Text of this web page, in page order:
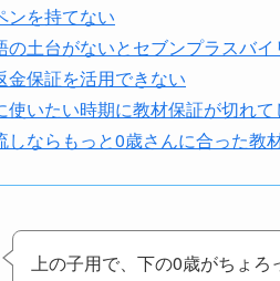
ンを持てない
の土台がないとセブンプラスバ
金保証を活用できない
使いたい時期に教材保証が切れて
しならもっと0歳さんに合った教
上の子用で、下の0歳がちょろ